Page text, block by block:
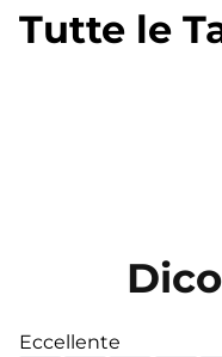
Tutte le
Eccellente